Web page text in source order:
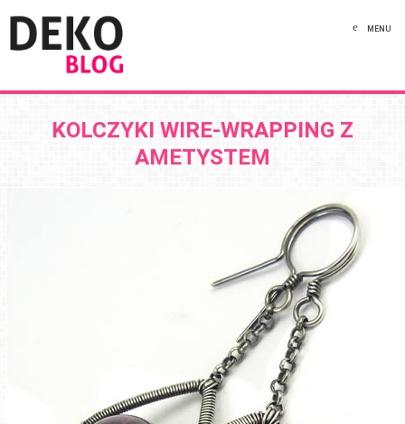
MENU
KOLCZYKI WIRE-WRAPPING Z
AMETYSTEM